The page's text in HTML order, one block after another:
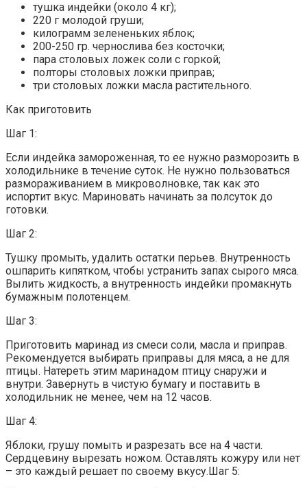
тушка индейки (около 4 кг);
220 г молодой груши;
килограмм зелененьких яблок;
200-250 гр. чернослива без косточки;
пара столовых ложек соли с горкой;
полторы столовых ложки приправ;
три столовых ложки масла растительного.
Как приготовить
Шаг 1:
Если индейка замороженная, то ее нужно разморозить в
холодильнике в течение суток. Не нужно пользоваться
размораживанием в микроволновке, так как это
испортит вкус. Мариновать начинать за полсуток до
готовки.
Шаг 2:
Тушку промыть, удалить остатки перьев. Внутренность
ошпарить кипятком, чтобы устранить запах сырого мяса.
Вылить жидкость, а внутренность индейки промакнуть
бумажным полотенцем.
Шаг 3:
Приготовить маринад из смеси соли, масла и приправ.
Рекомендуется выбирать приправы для мяса, а не для
птицы. Натереть этим маринадом птицу снаружи и
внутри. Завернуть в чистую бумагу и поставить в
холодильник не менее, чем на 12 часов.
Шаг 4:
Яблоки, грушу помыть и разрезать все на 4 части.
Сердцевину вырезать ножом. Оставлять кожуру или нет
– это каждый решает по своему вкусу.Шаг 5: